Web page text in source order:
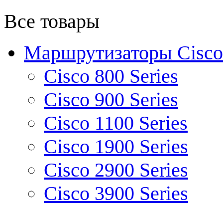
Все товары
Маршрутизаторы Cisco
Cisco 800 Series
Cisco 900 Series
Cisco 1100 Series
Cisco 1900 Series
Cisco 2900 Series
Cisco 3900 Series